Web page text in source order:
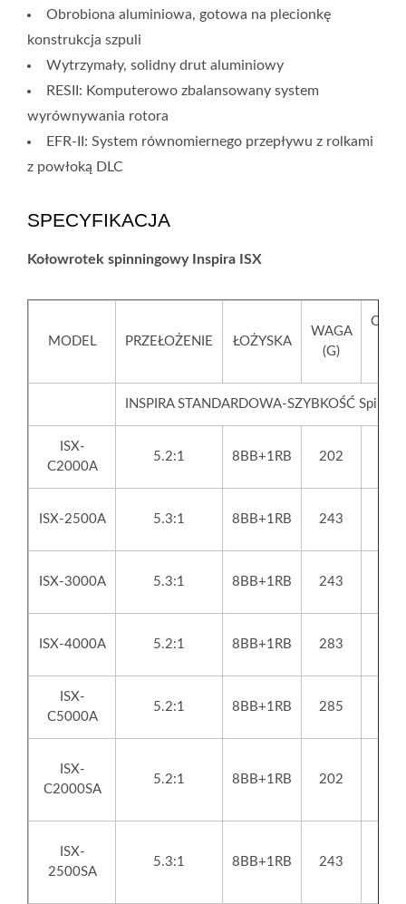
Obrobiona aluminiowa, gotowa na plecionkę
konstrukcja szpuli
Wytrzymały, solidny drut aluminiowy
RESII: Komputerowo zbalansowany system
wyrównywania rotora
EFR-II: System równomiernego przepływu z rolkami
z powłoką DLC
SPECYFIKACJA
Kołowrotek spinningowy Inspira ISX
MODEL PRZEŁOŻENIE ŁOŻYSKA
WAGA
(G)
INSPIRA STANDARDOWA-SZYBKOŚĆ
ISX-
C2000A
5.2:1 8BB+1RB 202
ISX-2500A 5.3:1 8BB+1RB 243
ISX-3000A 5.3:1 8BB+1RB 243
ISX-4000A 5.2:1 8BB+1RB 283
ISX-
C5000A
5.2:1 8BB+1RB 285
ISX-
C2000SA
5.2:1 8BB+1RB 202
ISX-
2500SA
5.3:1 8BB+1RB 243